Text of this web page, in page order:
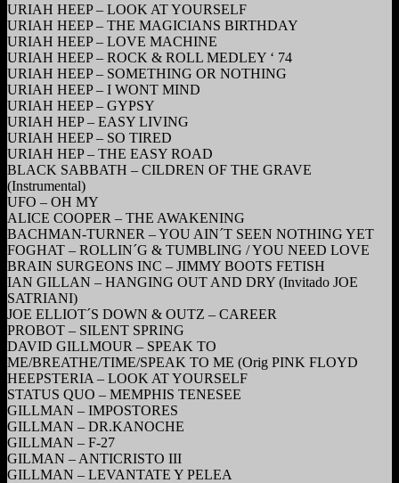
URIAH HEEP – LOOK AT YOURSELF
URIAH HEEP – THE MAGICIANS BIRTHDAY
URIAH HEEP – LOVE MACHINE
URIAH HEEP – ROCK & ROLL MEDLEY ‘ 74
URIAH HEEP – SOMETHING OR NOTHING
URIAH HEEP – I WONT MIND
URIAH HEEP – GYPSY
URIAH HEP – EASY LIVING
URIAH HEEP – SO TIRED
URIAH HEP – THE EASY ROAD
BLACK SABBATH – CILDREN OF THE GRAVE
(Instrumental)
UFO – OH MY
ALICE COOPER – THE AWAKENING
BACHMAN-TURNER – YOU AIN´T SEEN NOTHING YET
FOGHAT – ROLLIN´G & TUMBLING / YOU NEED LOVE
BRAIN SURGEONS INC – JIMMY BOOTS FETISH
IAN GILLAN – HANGING OUT AND DRY (Invitado JOE
SATRIANI)
JOE ELLIOT´S DOWN & OUTZ – CAREER
PROBOT – SILENT SPRING
DAVID GILLMOUR – SPEAK TO
ME/BREATHE/TIME/SPEAK TO ME (Orig PINK FLOYD
HEEPSTERIA – LOOK AT YOURSELF
STATUS QUO – MEMPHIS TENESEE
GILLMAN – IMPOSTORES
GILLMAN – DR.KANOCHE
GILLMAN – F-27
GILMAN – ANTICRISTO III
GILLMAN – LEVANTATE Y PELEA